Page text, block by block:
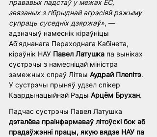
прававых падстаў у межах ЕС,
звязаных з гібрыднай агрэсіяй рэжыму
супраць суседніх дзяржаў», —
адзначыў намеснік кіраўніцы
Аб'яднанага Пераходнага Кабінета,
кіраўнік НАУ Павел Латушка па выніках
сустрэчы з намесніцай міністра
замежных спраў Літвы Аудрай Плепітэ.
У сустрэчы прыняў удзел спікер
Каардынацыйнай Рады Арцём Брухан.
Падчас сустрэчы Павел Латушка
дэталёва праінфармаваў літоўскі бок аб
прадаўжэнні працы, якую вядзе НАУ па